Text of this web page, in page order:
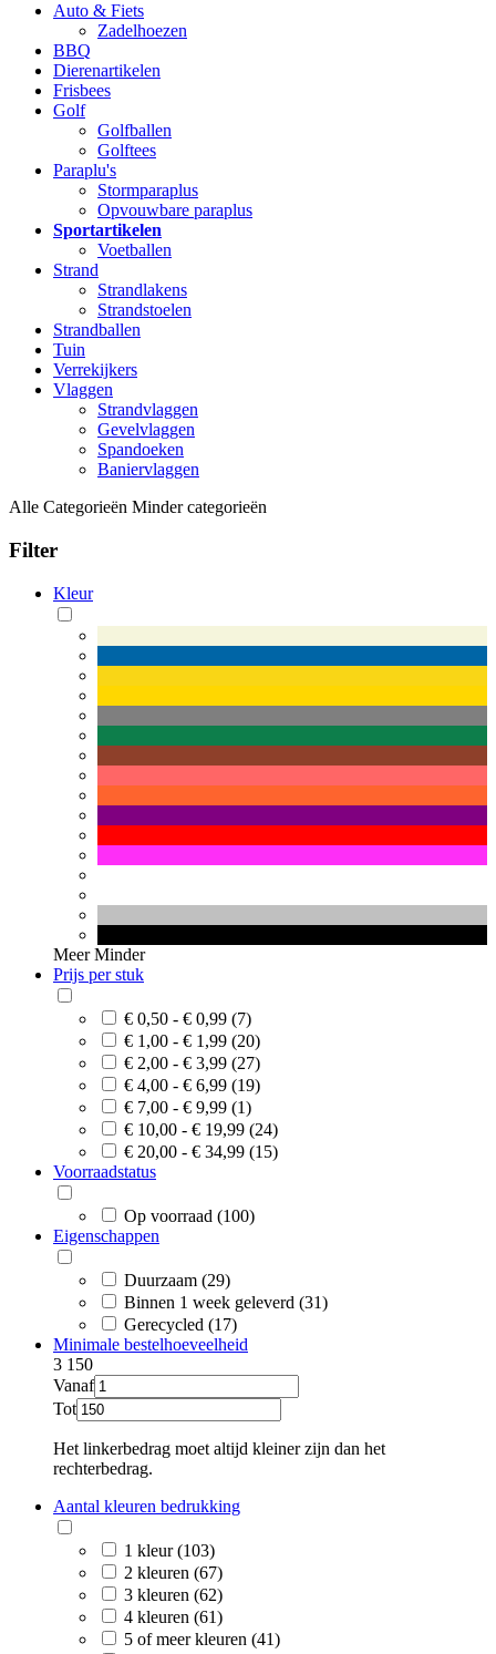
Auto & Fiets
Zadelhoezen
BBQ
Dierenartikelen
Frisbees
Golf
Golfballen
Golftees
Paraplu's
Stormparaplus
Opvouwbare paraplus
Sportartikelen
Voetballen
Strand
Strandlakens
Strandstoelen
Strandballen
Tuin
Verrekijkers
Vlaggen
Strandvlaggen
Gevelvlaggen
Spandoeken
Baniervlaggen
Alle Categorieën Minder categorieën
Filter
Kleur
Meer Minder
Prijs per stuk
€ 0,50 - € 0,99 (7)
€ 1,00 - € 1,99 (20)
€ 2,00 - € 3,99 (27)
€ 4,00 - € 6,99 (19)
€ 7,00 - € 9,99 (1)
€ 10,00 - € 19,99 (24)
€ 20,00 - € 34,99 (15)
Voorraadstatus
Op voorraad (100)
Eigenschappen
Duurzaam (29)
Binnen 1 week geleverd (31)
Gerecycled (17)
Minimale bestelhoeveelheid
3 150
Vanaf
Tot
Het linkerbedrag moet altijd kleiner zijn dan het
rechterbedrag.
Aantal kleuren bedrukking
1 kleur (103)
2 kleuren (67)
3 kleuren (62)
4 kleuren (61)
5 of meer kleuren (41)